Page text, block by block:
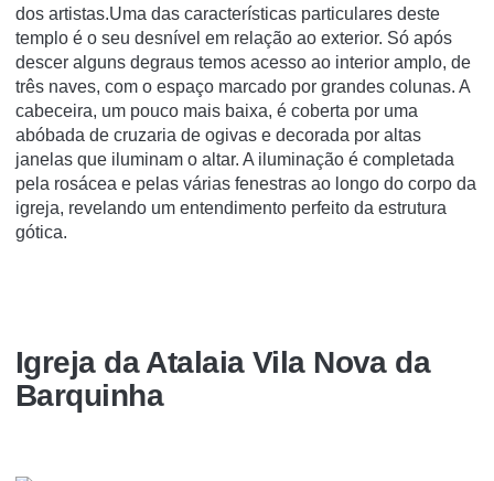
dos artistas.Uma das características particulares deste
templo é o seu desnível em relação ao exterior. Só após
descer alguns degraus temos acesso ao interior amplo, de
três naves, com o espaço marcado por grandes colunas. A
cabeceira, um pouco mais baixa, é coberta por uma
abóbada de cruzaria de ogivas e decorada por altas
janelas que iluminam o altar. A iluminação é completada
pela rosácea e pelas várias fenestras ao longo do corpo da
igreja, revelando um entendimento perfeito da estrutura
gótica.
Igreja da Atalaia Vila Nova da
Barquinha